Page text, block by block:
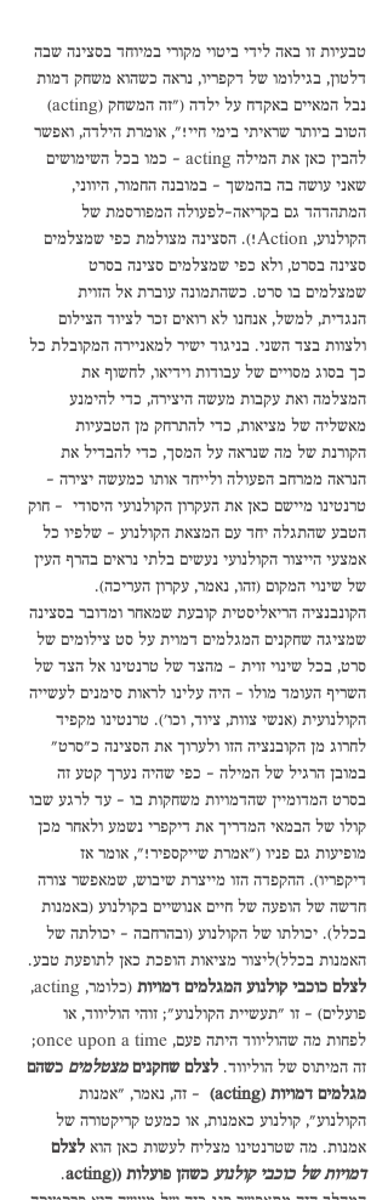
טבעיות זו באה לידי ביטוי מקורי במיוחד בסצינה שבה
דלטון, בגילומו של דקפריו, נראה כשהוא משחק דמות
נבל המאיים באקדח על ילדה ("זה המשחק (acting)
הטוב ביותר שראיתי בימי חיי!", אומרת הילדה, ואפשר
להבין כאן את המילה acting – כמו בכל השימושים
שאני עושה בה בהמשך - במובנה החמור, היווני,
המתהדהד גם בקריאה-לפעולה המפורסמת של
הקולנוע, Action!). הסצינה מצולמת כפי שמצלמים
סצינה בסרט, ולא כפי שמצלמים סצינה בסרט
שמצלמים בו סרט. כשהתמונה עוברת אל הזוית
הנגדית, למשל, אנחנו לא רואים זכר לציוד הצילום
ולצוות בצד השני. בניגוד ישיר למאניירה המקובלת כל
כך בסוג מסויים של עבודות וידיאו, לחשוף את
המצלמה ואת עקבות מעשה היצירה, כדי להימנע
מאשליה של מציאות, כדי להתרחק מן הטבעיות
הקורנת של מה שנראה על המסך, כדי להבדיל את
הנראה ממרחב הפעולה ולייחד אותו כמעשה יצירה -
טרנטינו מיישם כאן את העקרון הקולנועי היסודי  – חוק
הטבע שהתגלה יחד עם המצאת הקולנוע – שלפיו כל
אמצעי הייצור הקולנועי נעשים בלתי נראים בהרף העין
של שינוי המקום (זהו, נאמר, עקרון העריכה).
הקונבנציה הריאליסטית קובעת שמאחר ומדובר בסצינה
שמציגה שחקנים המגלמים דמוית על סט צילומים של
סרט, בכל שינוי זוית – מהצד של טרנטינו אל הצד של
השריף העומד מולו - היה עלינו לראות סימנים לעשייה
הקולנועית (אנשי צוות, ציוד, וכו'). טרנטינו מקפיד
לחרוג מן הקובנציה הזו ולערוך את הסצינה כ"סרט"
במובן הרגיל של המילה – כפי שהיה נערך קטע זה
בסרט המדומיין שהדמויות משחקות בו – עד לרגע שבו
קולו של הבמאי המדריך את דיקפרי נשמע ולאחר מכן
מופיעות גם פניו ("אמרת שייקספיר!", אומר אז
דיקפריו). ההקפדה הזו מייצרת שיבוש, שמאפשר צורה
חדשה של הופעה של חיים אנושיים בקולנוע (באמנות
בכלל). יכולתו של הקולנוע (ובהרחבה – יכולתה של
האמנות בכלל)ליצור מציאות הופכת כאן לתופעת טבע.
לצלם כוכבי קולנוע המגלמים דמויות
(כלומר, acting,
פועלים) – זו "תעשיית הקולנוע"; זוהי הוליווד, או
לפחות מה שהוליווד היתה פעם, once upon a time;
זה המיתוס של הוליווד. לצלם שחקנים מצטלמים כשהם
מגלמים דמויות (acting)
  - זה, נאמר, "אמנות
הקולנוע", קולנוע כאמנות, או כמעט קריקטורה של
אמנות. מה שטרנטינו מצליח לעשות כאן הוא לצלם
דמויות של כוכבי קולנוע כשהן פועלות ((acting
.